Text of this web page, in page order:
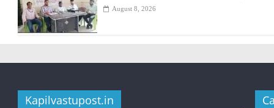
August 8, 2026
Kapilvastupost.in